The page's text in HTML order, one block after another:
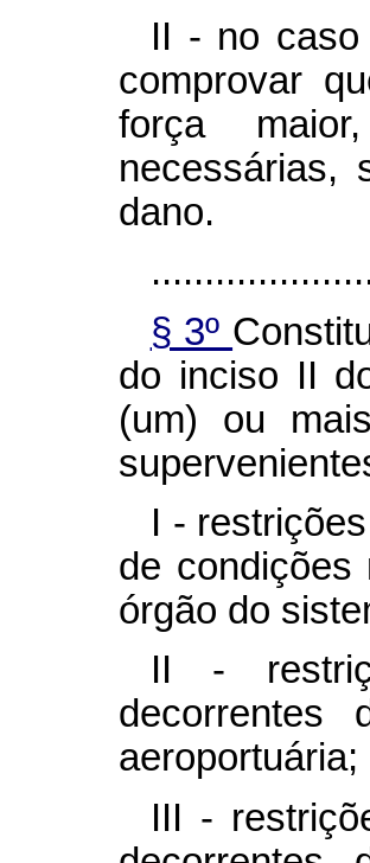
II - no
comprovar
força
necessárias,
dano.
§ 3º
do inciso II
(um) ou
I -
de condições
órgão do
II -
decorrentes
aeroportuária;
III -